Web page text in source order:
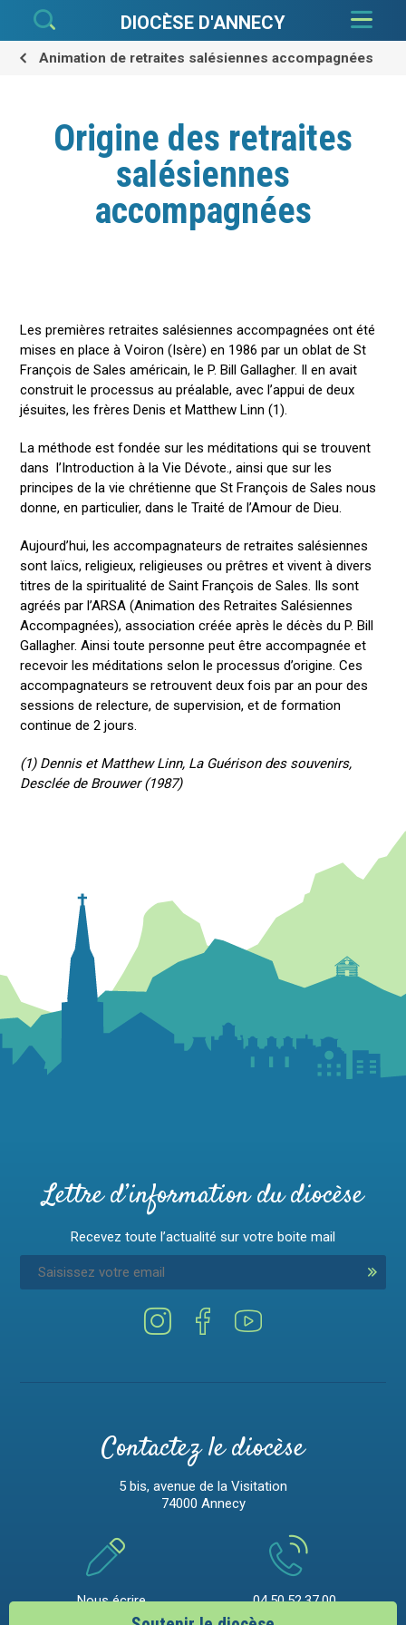
contenu.
Aller
personnels
DIOCÈSE D'ANNECY
Animation de retraites salésiennes accompagnées
Origine des retraites
salésiennes
accompagnées
Les premières retraites salésiennes accompagnées ont été
mises en place à Voiron (Isère) en 1986 par un oblat de St
François de Sales américain, le P. Bill Gallagher. Il en avait
construit le processus au préalable, avec l’appui de deux
jésuites, les frères Denis et Matthew Linn (1).
La méthode est fondée sur les méditations qui se trouvent
dans l’Introduction à la Vie Dévote., ainsi que sur les
principes de la vie chrétienne que St François de Sales nous
donne, en particulier, dans le Traité de l’Amour de Dieu.
Aujourd’hui, les accompagnateurs de retraites salésiennes
sont laïcs, religieux, religieuses ou prêtres et vivent à divers
titres de la spiritualité de Saint François de Sales. Ils sont
agréés par l’ARSA (Animation des Retraites Salésiennes
Accompagnées), association créée après le décès du P. Bill
Gallagher. Ainsi toute personne peut être accompagnée et
recevoir les méditations selon le processus d’origine. Ces
accompagnateurs se retrouvent deux fois par an pour des
sessions de relecture, de supervision, et de formation
continue de 2 jours.
(1) Dennis et Matthew Linn, La Guérison des souvenirs,
Desclée de Brouwer (1987)
Lettre d’information du diocèse
Recevez toute l’actualité sur votre boite mail
Contactez le diocèse
Nous écrire
5 bis, avenue de la Visitation
74000 Annecy
04.50.52.37.00